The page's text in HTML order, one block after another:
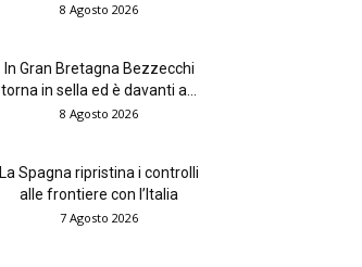
8 Agosto 2026
In Gran Bretagna Bezzecchi
torna in sella ed è davanti a...
8 Agosto 2026
La Spagna ripristina i controlli
alle frontiere con l’Italia
7 Agosto 2026